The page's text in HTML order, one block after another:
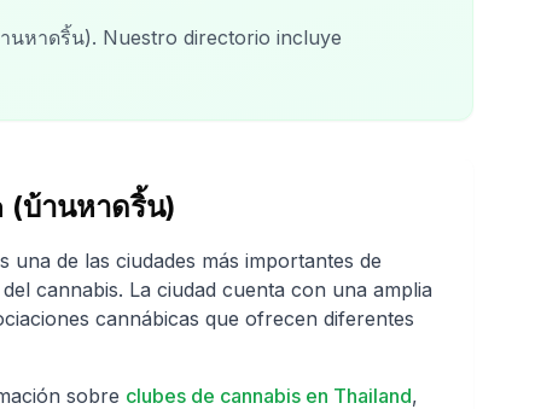
นหาดริ้น). Nuestro directorio incluye
(บ้านหาดริ้น)
una de las ciudades más importantes de
cannabis. La ciudad cuenta con una amplia
cannábicas que ofrecen diferentes
sobre clubes de cannabis en Thailand,